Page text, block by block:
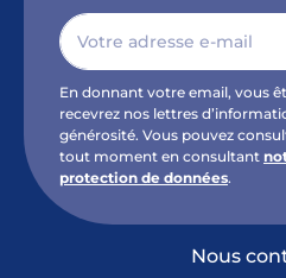
En donnant votre email, vous
recevrez nos lettres
générosité. Vous pouvez
tout moment en consultant
protection de données.
Nous